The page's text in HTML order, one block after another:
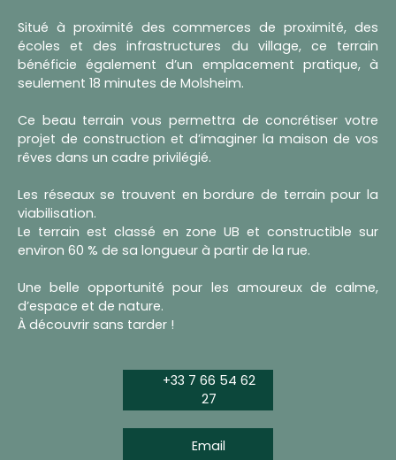
Situé à proximité des commerces de proximité, des
écoles et des infrastructures du village, ce terrain
bénéficie également d’un emplacement pratique, à
seulement 18 minutes de Molsheim.
Ce beau terrain vous permettra de concrétiser votre
projet de construction et d’imaginer la maison de vos
rêves dans un cadre privilégié.
Les réseaux se trouvent en bordure de terrain pour la
viabilisation.
Le terrain est classé en zone UB et constructible sur
environ 60 % de sa longueur à partir de la rue.
Une belle opportunité pour les amoureux de calme,
d’espace et de nature.
À découvrir sans tarder !
+33 7 66 54 62
27
Email